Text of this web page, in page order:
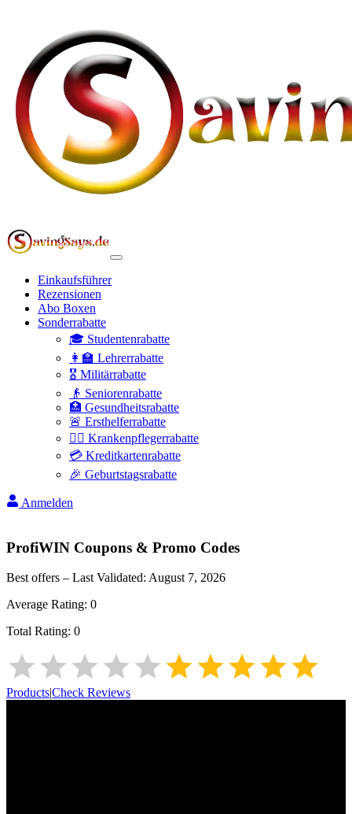
Einkaufsführer
Rezensionen
Abo Boxen
Sonderrabatte
🎓 Studentenrabatte
👩‍🏫 Lehrerrabatte
🎖️ Militärrabatte
👴 Seniorenrabatte
🏥 Gesundheitsrabatte
🚨 Ersthelferrabatte
👩‍⚕️ Krankenpflegerrabatte
💳 Kreditkartenrabatte
🎉 Geburtstagsrabatte
Anmelden
ProfiWIN Coupons & Promo Codes
Best offers – Last Validated: August 7, 2026
Average Rating: 0
Total Rating: 0
Products|Check Reviews